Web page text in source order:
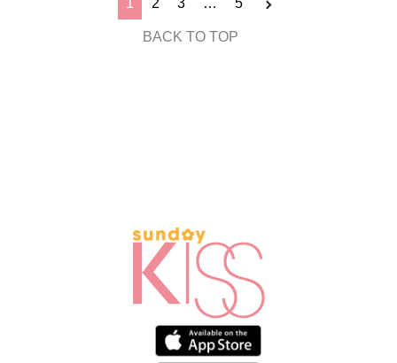
1 2 3 … 5
BACK TO TOP